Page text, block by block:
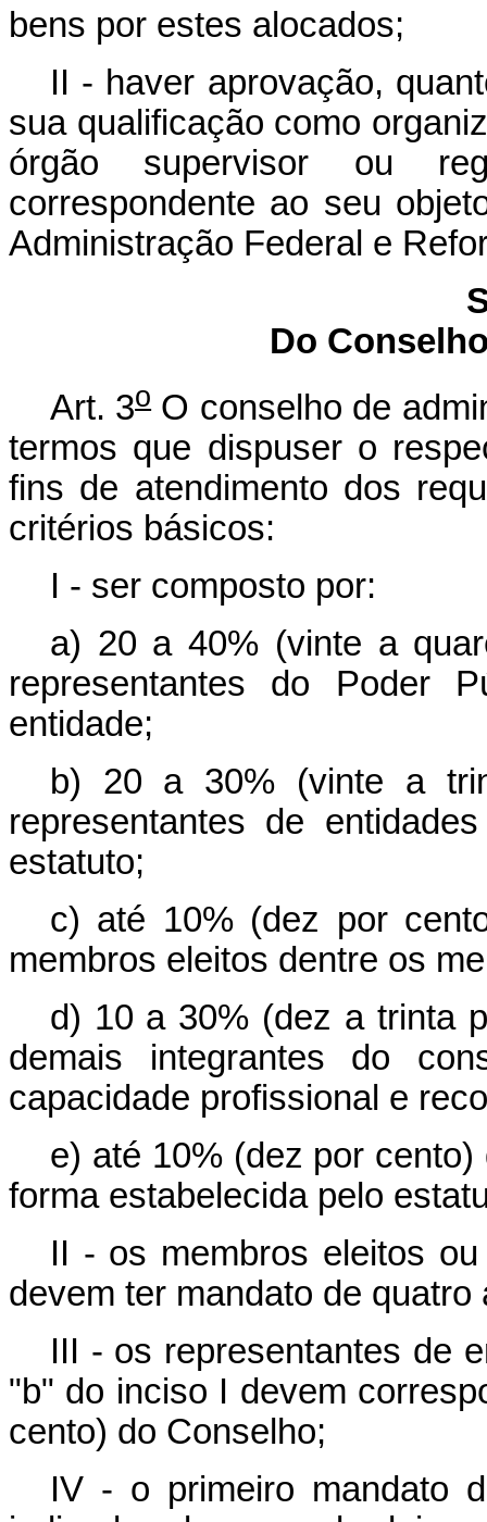
bens por estes alocados;
II - haver aprovação,
sua qualificação como
órgão supervisor ou
correspondente ao seu
Administração Federal e
Do
Art. 3oO conselho de
termos que dispuser o
fins de atendimento dos
critérios básicos:
I - ser composto por:
a) 20 a 40% (vinte a
representantes do Poder
entidade;
b) 20 a 30% (vinte a
representantes de
estatuto;
c) até 10% (dez por
membros eleitos dentre os
d) 10 a 30% (dez a trinta
demais integrantes do
capacidade profissional e
e) até 10% (dez por
forma estabelecida pelo
II - os membros eleitos
devem ter mandato de
III - os representantes de
"b" do inciso I devem
cento) do Conselho;
IV - o primeiro mandato